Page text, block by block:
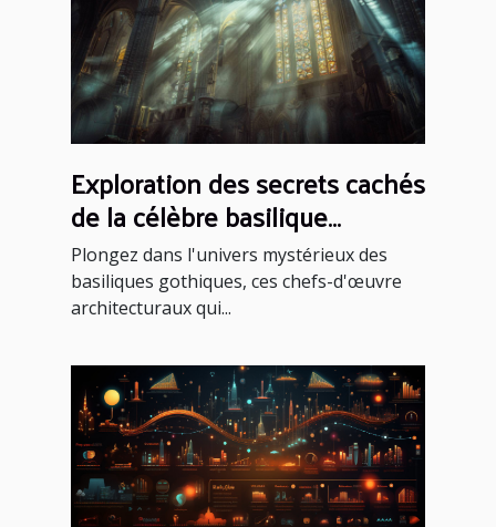
Exploration des secrets cachés
de la célèbre basilique
gothique
Plongez dans l'univers mystérieux des
basiliques gothiques, ces chefs-d'œuvre
architecturaux qui...